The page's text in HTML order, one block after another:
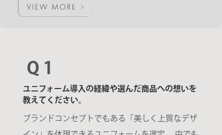
Q 1
ユニフォーム導入の経緯や選んだ商品への想いを
教えてください。
ブランドコンセプトでもある「美しく上質なデザ